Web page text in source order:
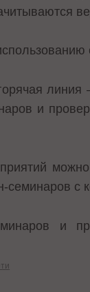
и
можно
семинаров с
и